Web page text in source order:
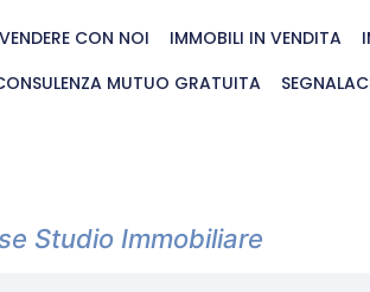
CON NOI IMMOBILI IN VENDITA
MUTUO GRATUITA
Studio Immobiliare